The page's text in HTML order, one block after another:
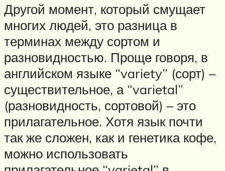
Другой момент, который смущает
многих людей, это разница в
терминах между сортом и
разновидностью. Проще говоря, в
английском языке “variety” (сорт) –
существительное, а “varietal”
(разновидность, сортовой) – это
прилагательное. Хотя язык почти
так же сложен, как и генетика кофе,
можно использовать